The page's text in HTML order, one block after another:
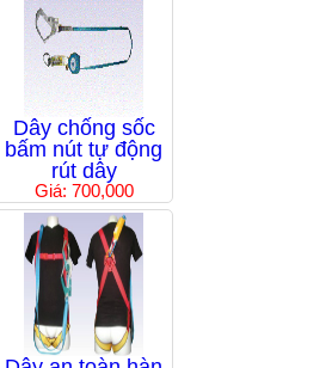
Dây chống sốc
bấm nút tự động
rút dây
Giá: 700,000